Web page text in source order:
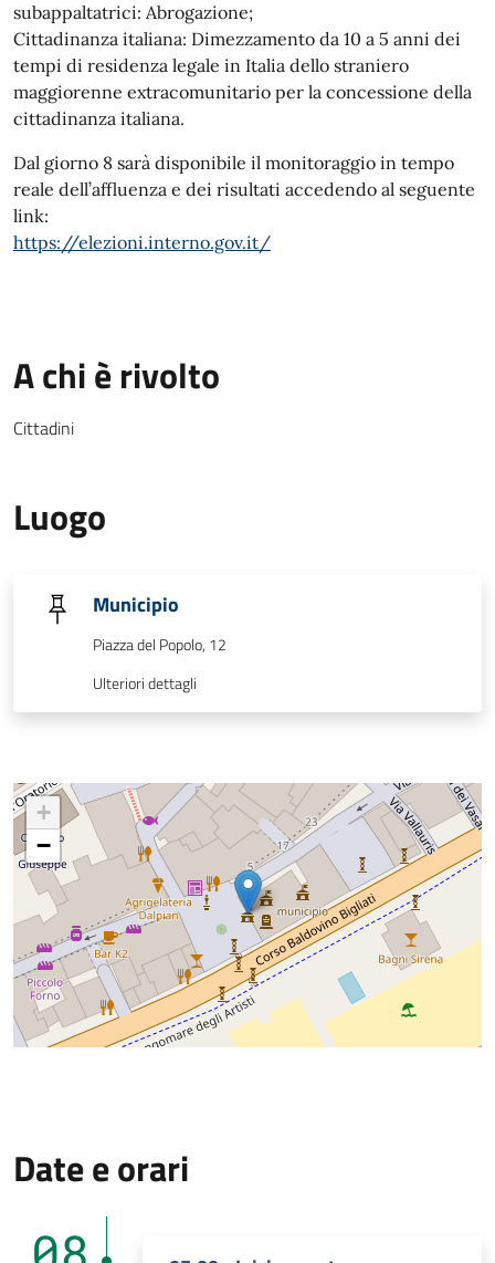
subappaltatrici: Abrogazione;
Cittadinanza italiana: Dimezzamento da 10 a 5 anni dei
tempi di residenza legale in Italia dello straniero
maggiorenne extracomunitario per la concessione della
cittadinanza italiana.
Dal giorno 8 sarà disponibile il monitoraggio in tempo
reale dell’affluenza e dei risultati accedendo al seguente
link:
https://elezioni.interno.gov.it/
A chi è rivolto
Cittadini
Luogo
Municipio
Piazza del Popolo, 12
Ulteriori dettagli
+
−
Date e orari